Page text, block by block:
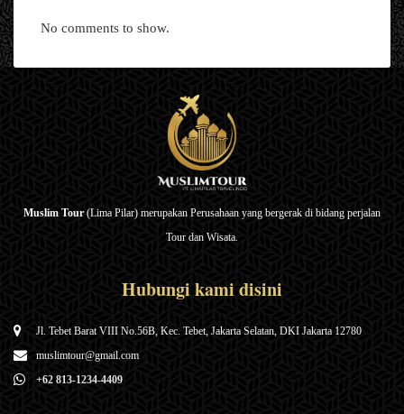
No comments to show.
Muslim Tour(Lima Pilar) merupakan Perusahaan yang bergerak di bidang perjalan
Tour dan Wisata.
Hubungi kami disini
Jl. Tebet Barat VIII No.56B, Kec. Tebet, Jakarta Selatan, DKI Jakarta 12780
muslimtour@gmail.com
+62 813-1234-4409